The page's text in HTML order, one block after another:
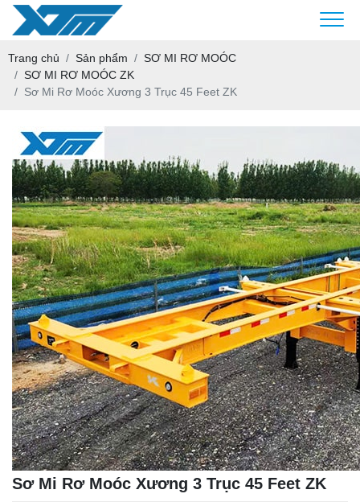
Trang chủ Sản phẩm
SƠ MI RƠ MOÓC
SƠ MI RƠ MOÓC ZK
Sơ Mi Rơ Moóc Xương 3 Trục 45 Feet ZK
Sơ Mi Rơ Moóc Xương 3 Trục 45 Feet ZK